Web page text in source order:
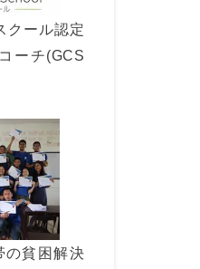
クール認定
ーチ(GCS
の貧困解決